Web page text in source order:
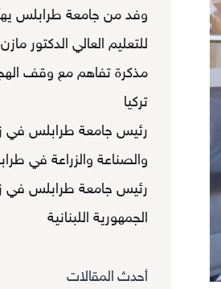
وفد من جامعة طرابلس
للتعليم العالي الدكتور
مذكرة تفاهم مع وقف
تركيا
رئيس جامعة طرابلس في
والصناعة والزراعة في
رئيس جامعة طرابلس في
الجمهورية اللبنانية
أحدث المقالات